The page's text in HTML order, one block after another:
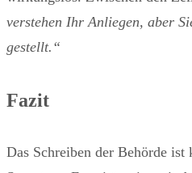
verstehen Ihr Anliegen, aber
gestellt.“
Fazit
Das Schreiben der Behörde ist